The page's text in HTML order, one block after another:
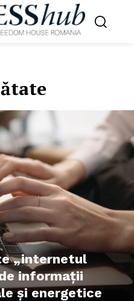
„internetul
informații
și energetice